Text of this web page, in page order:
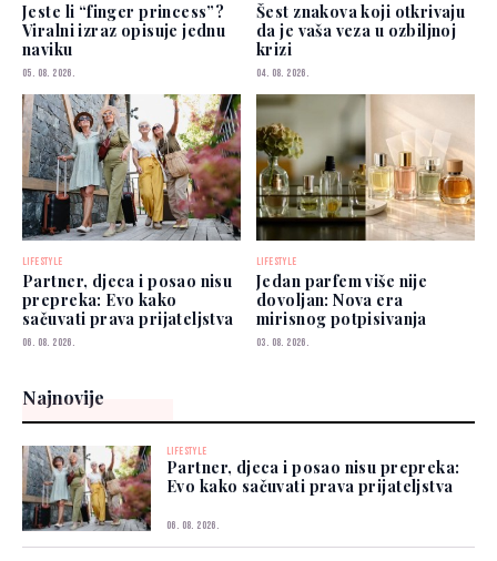
Jeste li “finger princess”?
Viralni izraz opisuje jednu
naviku
05. 08. 2026.
Šest znakova koji otkrivaju
da je vaša veza u ozbiljnoj
krizi
04. 08. 2026.
LIFESTYLE
Partner, djeca i posao nisu
prepreka: Evo kako
sačuvati prava prijateljstva
06. 08. 2026.
LIFESTYLE
Jedan parfem više nije
dovoljan: Nova era
mirisnog potpisivanja
03. 08. 2026.
Najnovije
LIFESTYLE
Partner, djeca i posao nisu prepreka:
Evo kako sačuvati prava prijateljstva
06. 08. 2026.